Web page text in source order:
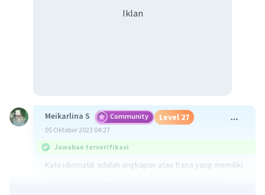
Iklan
Meikarlina S Community Level 27
05 Oktober 2023 04:27
Jawaban terverifikasi
Kata idiomatik adalah ungkapan atau frasa yang memiliki